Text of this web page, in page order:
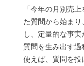
「今年の月別売
た質問から始ま
し、定量的な事
質問を生み出す
使えば、質問を